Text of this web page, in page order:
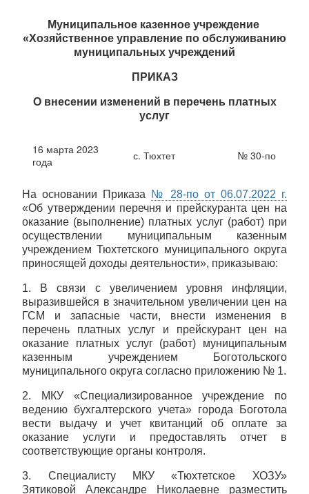
основному
Муниципальное казенное учреждение
«Хозяйственное управление по обслуживанию
муниципальных учреждений
ПРИКАЗ
О внесении изменений в перечень платных
услуг
16 марта 2023
года
с. Тюхтет № 30-по
На основании Приказа
№ 28-по от 06.07.2022 г.
«Об утверждении перечня и прейскуранта цен на
оказание (выполнение) платных услуг (работ) при
осуществлении муниципальным казенным
учреждением Тюхтетского муниципального округа
приносящей доходы деятельности», приказываю:
1. В связи с увеличением уровня инфляции,
выразившейся в значительном увеличении цен на
ГСМ и запасные части, внести изменения в
перечень платных услуг и прейскурант цен на
оказание платных услуг (работ) муниципальным
казенным учреждением Боготольского
муниципального округа согласно приложению № 1.
2. МКУ «Специализированное учреждение по
ведению бухгалтерского учета» города Боготола
вести выдачу и учет квитанций об оплате за
оказание услуги и предоставлять отчет в
соответствующие органы контроля.
3. Специалисту МКУ «Тюхтетское ХОЗУ»
Зятиковой Александре Николаевне разместить